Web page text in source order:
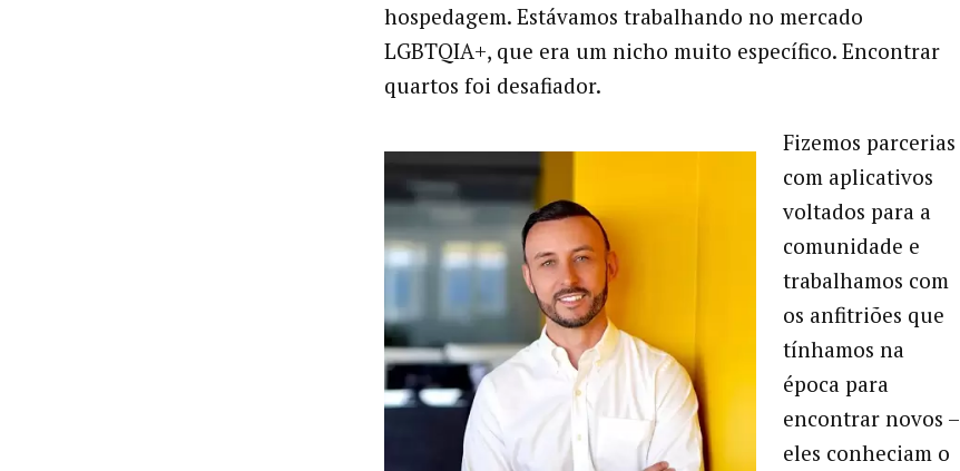
hospedagem. Estávamos trabalhando no mercado
LGBTQIA+, que era um nicho muito específico. Encontrar
quartos foi desafiador.
Fizemos parcerias
com aplicativos
voltados para a
comunidade e
trabalhamos com
os anfitriões que
tínhamos na
época para
encontrar novos –
eles conheciam o